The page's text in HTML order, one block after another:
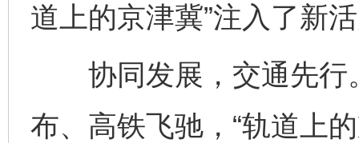
道上的京津冀”注入了新
协同发展，交通先行
布、高铁飞驰，“轨道上